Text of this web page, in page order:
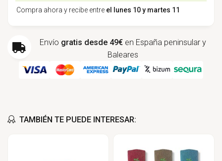
Compra ahora y recibe entre el lunes 10 y martes 11
Envío gratis desde 49€ en España peninsular y
Baleares
TAMBIÉN TE PUEDE INTERESAR: